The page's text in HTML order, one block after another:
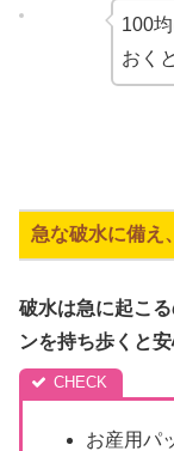
100
おく
急な破水に備え
破水は急に起こ
ンを持ち歩くと
お産用パ